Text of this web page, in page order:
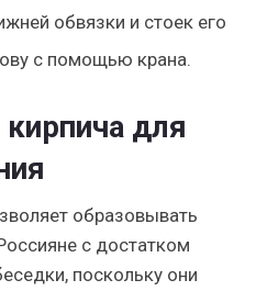
обвязки и стоек его
с помощью крана.
для
образовывать
с достатком
поскольку они